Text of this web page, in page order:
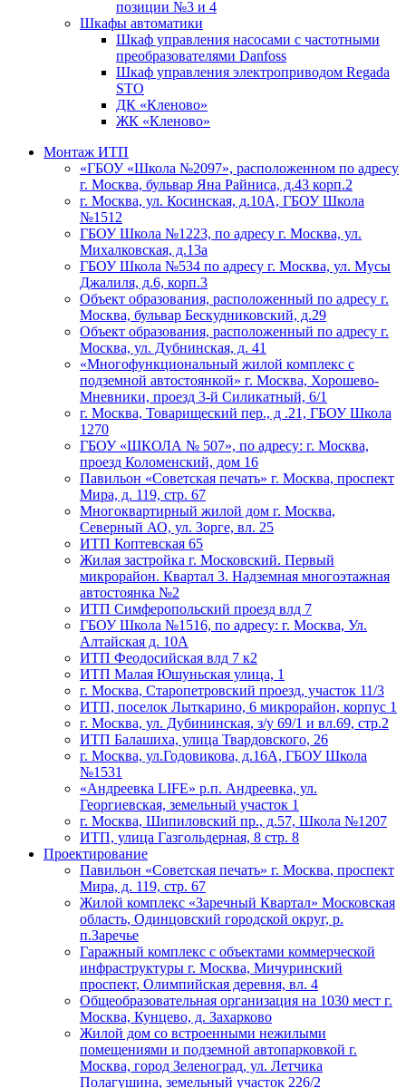
позиции №3 и 4
Шкафы автоматики
Шкаф управления насосами с частотными
преобразователями Danfoss
Шкаф управления электроприводом Regada
STO
ДК «Кленово»
ЖК «Кленово»
Монтаж ИТП
«ГБОУ «Школа №2097», расположенном по адресу
г. Москва, бульвар Яна Райниса, д.43 корп.2
г. Москва, ул. Косинская, д.10А, ГБОУ Школа
№1512
ГБОУ Школа №1223, по адресу г. Москва, ул.
Михалковская, д.13а
ГБОУ Школа №534 по адресу г. Москва, ул. Мусы
Джалиля, д.6, корп.3
Объект образования, расположенный по адресу г.
Москва, бульвар Бескудниковский, д.29
Объект образования, расположенный по адресу г.
Москва, ул. Дубнинская, д. 41
«Многофункциональный жилой комплекс с
подземной автостоянкой» г. Москва, Хорошево-
Мневники, проезд 3-й Силикатный, 6/1
г. Москва, Товарищеский пер., д .21, ГБОУ Школа
1270
ГБОУ «ШКОЛА № 507», по адресу: г. Москва,
проезд Коломенский, дом 16
Павильон «Советская печать» г. Москва, проспект
Мира, д. 119, стр. 67
Многоквартирный жилой дом г. Москва,
Северный АО, ул. Зорге, вл. 25
ИТП Коптевская 65
Жилая застройка г. Московский. Первый
микрорайон. Квартал 3. Надземная многоэтажная
автостоянка №2
ИТП Симферопольский проезд влд 7
ГБОУ Школа №1516, по адресу: г. Москва, Ул.
Алтайская д. 10А
ИТП Феодосийская влд 7 к2
ИТП Малая Юшуньская улица, 1
г. Москва, Старопетровский проезд, участок 11/3
ИТП, поселок Лыткарино, 6 микрорайон, корпус 1
г. Москва, ул. Дубининская, з/у 69/1 и вл.69, стр.2
ИТП Балашиха, улица Твардовского, 26
г. Москва, ул.Годовикова, д.16А, ГБОУ Школа
№1531
«Андреевка LIFE» р.п. Андреевка, ул.
Георгиевская, земельный участок 1
г. Москва, Шипиловский пр., д.57, Школа №1207
ИТП, улица Газгольдерная, 8 стр. 8
Проектирование
Павильон «Советская печать» г. Москва, проспект
Мира, д. 119, стр. 67
Жилой комплекс «Заречный Квартал» Московская
область, Одинцовский городской округ, р.
п.Заречье
Гаражный комплекс с объектами коммерческой
инфраструктуры г. Москва, Мичуринский
проспект, Олимпийская деревня, вл. 4
Общеобразовательная организация на 1030 мест г.
Москва, Кунцево, д. Захарково
Жилой дом со встроенными нежилыми
помещениями и подземной автопарковкой г.
Москва, город Зеленоград, ул. Летчика
Полагушина, земельный участок 226/2